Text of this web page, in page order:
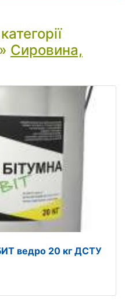
» Сировина,
ведро 20 кг ДСТУ